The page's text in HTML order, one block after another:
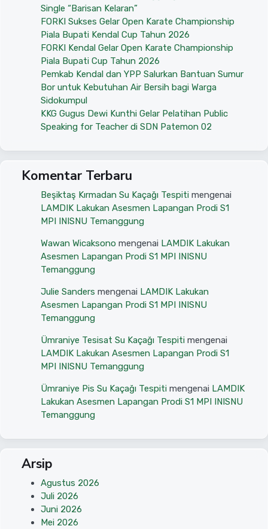
Single “Barisan Kelaran”
FORKI Sukses Gelar Open Karate Championship
Piala Bupati Kendal Cup Tahun 2026
FORKI Kendal Gelar Open Karate Championship
Piala Bupati Cup Tahun 2026
Pemkab Kendal dan YPP Salurkan Bantuan Sumur
Bor untuk Kebutuhan Air Bersih bagi Warga
Sidokumpul
KKG Gugus Dewi Kunthi Gelar Pelatihan Public
Speaking for Teacher di SDN Patemon 02
Komentar Terbaru
Beşiktaş Kırmadan Su Kaçağı Tespiti mengenai
LAMDIK Lakukan Asesmen Lapangan Prodi S1
MPI INISNU Temanggung
Wawan Wicaksono mengenai LAMDIK Lakukan
Asesmen Lapangan Prodi S1 MPI INISNU
Temanggung
Julie Sanders mengenai LAMDIK Lakukan
Asesmen Lapangan Prodi S1 MPI INISNU
Temanggung
Ümraniye Tesisat Su Kaçağı Tespiti mengenai
LAMDIK Lakukan Asesmen Lapangan Prodi S1
MPI INISNU Temanggung
Ümraniye Pis Su Kaçağı Tespiti mengenai LAMDIK
Lakukan Asesmen Lapangan Prodi S1 MPI INISNU
Temanggung
Arsip
Agustus 2026
Juli 2026
Juni 2026
Mei 2026